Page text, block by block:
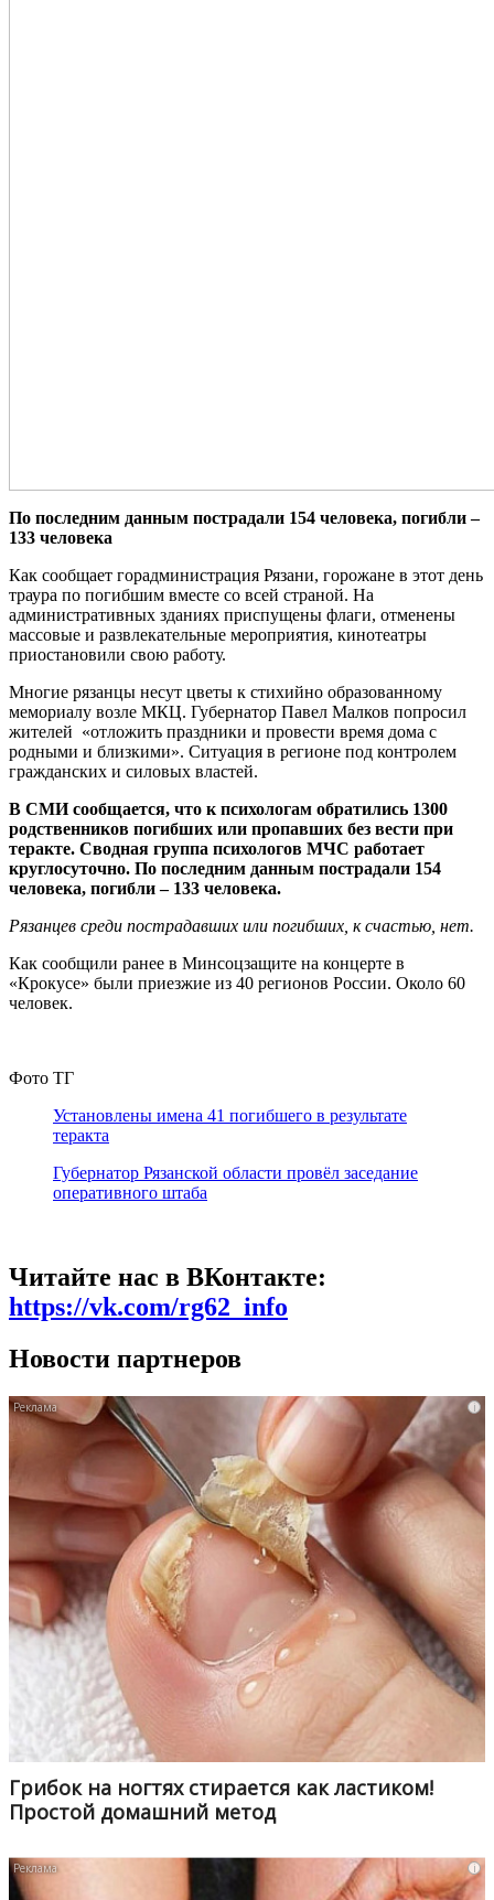
По последним данным пострадали 154 человека, погибли –
133 человека
Как сообщает горадминистрация Рязани, горожане в этот день
траура по погибшим вместе со всей страной. На
административных зданиях приспущены флаги, отменены
массовые и развлекательные мероприятия, кинотеатры
приостановили свою работу.
Многие рязанцы несут цветы к стихийно образованному
мемориалу возле МКЦ. Губернатор Павел Малков попросил
жителей «отложить праздники и провести время дома с
родными и близкими». Ситуация в регионе под контролем
гражданских и силовых властей.
В СМИ сообщается, что к психологам обратились 1300
родственников погибших или пропавших без вести при
теракте. Сводная группа психологов МЧС работает
круглосуточно. По последним данным пострадали 154
человека, погибли – 133 человека.
Рязанцев среди пострадавших или погибших, к счастью, нет.
Как сообщили ранее в Минсоцзащите на концерте в
«Крокусе» были приезжие из 40 регионов России. Около 60
человек.
Фото ТГ
Установлены имена 41 погибшего в результате
теракта
Губернатор Рязанской области провёл заседание
оперативного штаба
Читайте нас в ВКонтакте:
https://vk.com/rg62_info
Новости партнеров
i
Грибок на ногтях стирается как ластиком!
Простой домашний метод
i